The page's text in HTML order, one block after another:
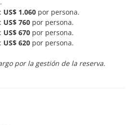
US$ 1.060 por persona.
US$ 760 por persona.
US$ 670 por persona.
US$ 620 por persona.
por la gestión de la reserva.